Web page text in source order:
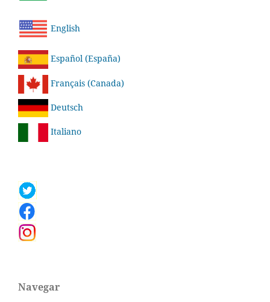
English
Español (España)
Français (Canada)
Deutsch
Italiano
Navegar